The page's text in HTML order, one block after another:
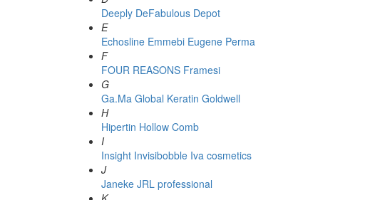
Deeply DeFabulous Depot
E
Echosline Emmebi Eugene Perma
F
FOUR REASONS Framesi
G
Ga.Ma Global Keratin Goldwell
H
Hipertin Hollow Comb
I
Insight Invisibobble Iva cosmetics
J
Janeke JRL professional